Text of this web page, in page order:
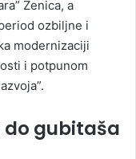
Zenica, a
ozbiljne i
modernizaciji
i potpunom
do gubitaša